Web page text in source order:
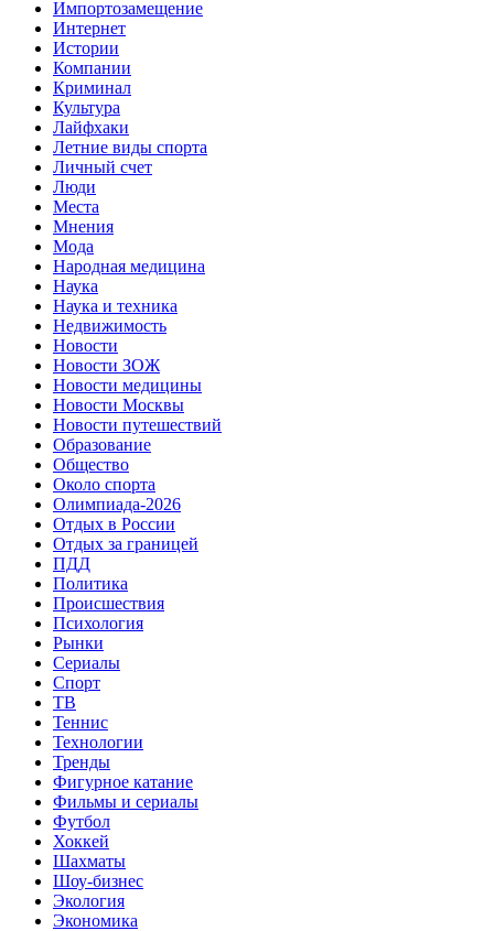
Импортозамещение
Интернет
Истории
Компании
Криминал
Культура
Лайфхаки
Летние виды спорта
Личный счет
Люди
Места
Мнения
Мода
Народная медицина
Наука
Наука и техника
Недвижимость
Новости
Новости ЗОЖ
Новости медицины
Новости Москвы
Новости путешествий
Образование
Общество
Около спорта
Олимпиада-2026
Отдых в России
Отдых за границей
ПДД
Политика
Происшествия
Психология
Рынки
Сериалы
Спорт
ТВ
Теннис
Технологии
Тренды
Фигурное катание
Фильмы и сериалы
Футбол
Хоккей
Шахматы
Шоу-бизнес
Экология
Экономика